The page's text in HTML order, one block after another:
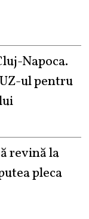
Napoca.
ul pentru
revină la
pleca